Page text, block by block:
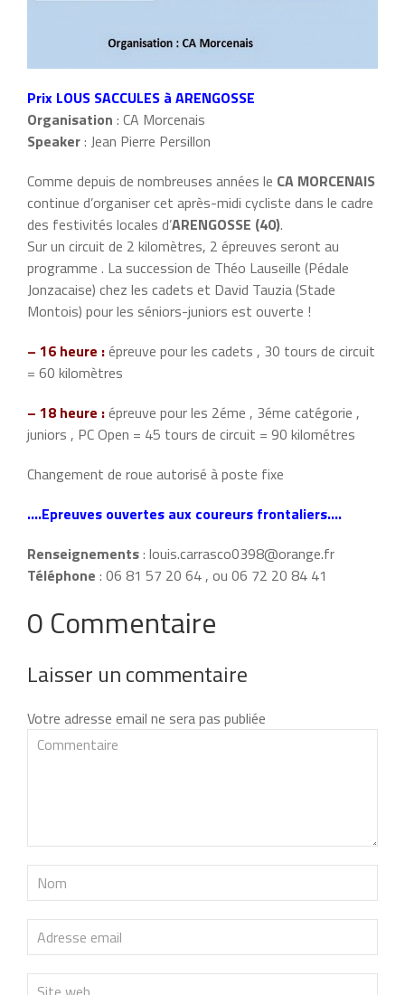
Prix LOUS SACCULES à ARENGOSSE
Organisation : CA Morcenais
Speaker: Jean Pierre Persillon
Comme depuis de nombreuses années le CA MORCENAIS
continue d’organiser cet après-midi cycliste dans le cadre
des festivités locales d’ARENGOSSE (40).
Sur un circuit de 2 kilomètres, 2 épreuves seront au
programme . La succession de Théo Lauseille (Pédale
Jonzacaise) chez les cadets et David Tauzia (Stade
Montois) pour les séniors-juniors est ouverte !
– 16 heure :épreuve pour les cadets , 30 tours de circuit
= 60 kilomètres
– 18 heure :épreuve pour les 2éme , 3éme catégorie ,
juniors , PC Open = 45 tours de circuit = 90 kilométres
Changement de roue autorisé à poste fixe
….Epreuves ouvertes aux coureurs frontaliers….
Renseignements: louis.carrasco0398@orange.fr
Téléphone : 06 81 57 20 64 , ou 06 72 20 84 41
0 Commentaire
Laisser un commentaire
Votre adresse email ne sera pas publiée